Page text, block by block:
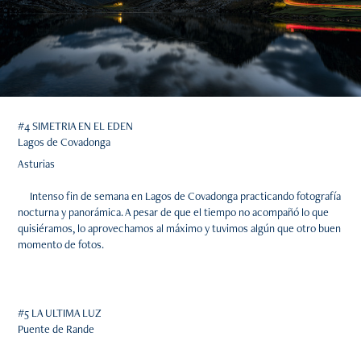
#4 SIMETRIA EN EL EDEN
Lagos de Covadonga
Asturias
Intenso fin de semana en Lagos de Covadonga practicando fotografía
nocturna y panorámica. A pesar de que el tiempo no acompañó lo que
quisiéramos, lo aprovechamos al máximo y tuvimos algún que otro buen
momento de fotos.
#5 LA ULTIMA LUZ
Puente de Rande